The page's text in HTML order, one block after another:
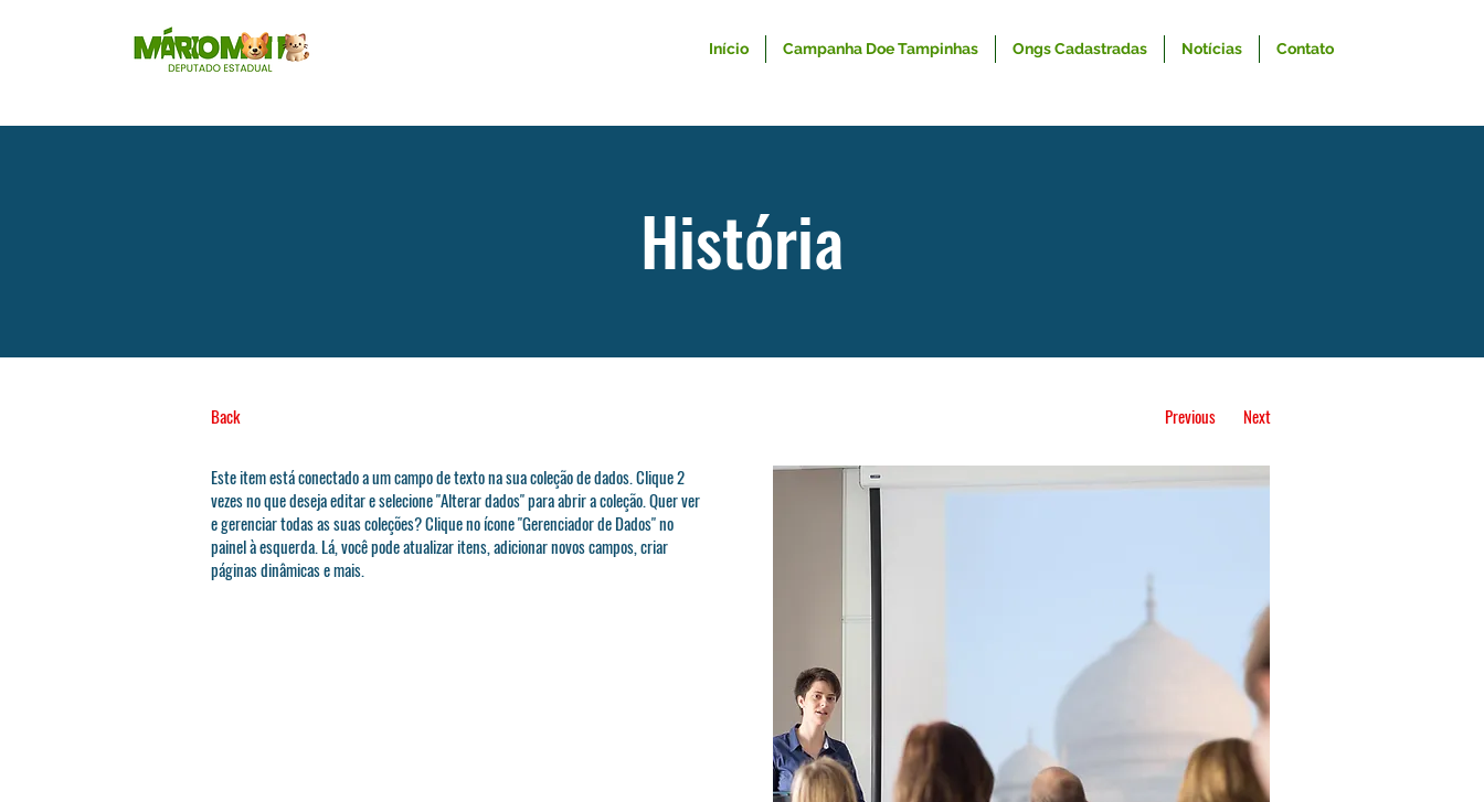
Início Campanha Doe Tampinhas Ongs Cadastradas Notícias Contato
História
Back
Este item está conectado a um campo de texto na sua coleção de dados. Clique 2
vezes no que deseja editar e selecione "Alterar dados" para abrir a coleção. Quer ver
e gerenciar todas as suas coleções? Clique no ícone "Gerenciador de Dados" no
painel à esquerda. Lá, você pode atualizar itens, adicionar novos campos, criar
páginas dinâmicas e mais.
Previous Next